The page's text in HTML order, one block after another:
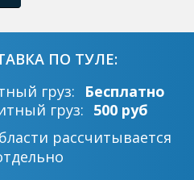
ПО ТУЛЕ:
груз:
Бесплатно
груз: 500 руб
рассчитывается